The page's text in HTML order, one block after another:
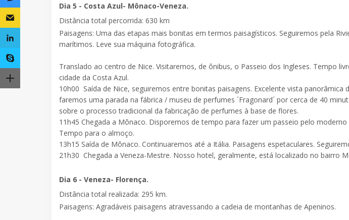
Dia 5 - Costa Azul- Mônaco-Veneza.
Distância total percorrida: 630 km
Paisagens: Uma das etapas mais bonitas em termos paisagísticos. Seguiremos pela
marítimos. Leve sua máquina fotográfica.
Translado ao centro de Nice. Visitaremos, de ônibus, o Passeio dos Ingleses. Tempo
cidade da Costa Azul.
10h00 Saída de Nice, seguiremos entre bonitas paisagens. Excelente vista panorâmica
faremos uma parada na fábrica / museu de perfumes ´Fragonard´ por cerca de 40
sobre o processo tradicional da fabricação de perfumes à base de flores.
11h45 Chegada a Mônaco. Disporemos de tempo para fazer um passeio pelo
Tempo para o almoço.
13h15 Saída de Mônaco. Continuaremos até a Itália. Paisagens espetaculares.
21h30 Chegada a Veneza-Mestre. Nosso hotel, geralmente, está localizado no bairro
Dia 6 - Veneza- Florença.
Distância total realizada: 295 km.
Paisagens: Agradáveis paisagens atravessando a cadeia de montanhas de Apeninos.